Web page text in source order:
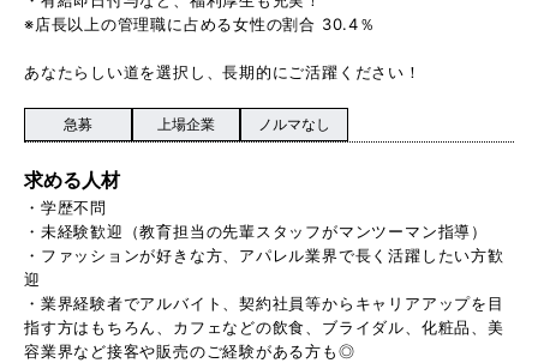
※店長以上の管理職に占める女性の割合 30.4％
あなたらしい道を選択し、長期的にご活躍ください！
急募 上場企業 ノルマなし
求める人材
・学歴不問
・未経験歓迎（教育担当の先輩スタッフがマンツーマン指導）
・ファッションが好きな方、アパレル業界で長く活躍したい方歓
迎
・業界経験者でアルバイト、契約社員等からキャリアアップを目
指す方はもちろん、カフェなどの飲食、ブライダル、化粧品、美
容業界など接客や販売のご経験がある方も◎